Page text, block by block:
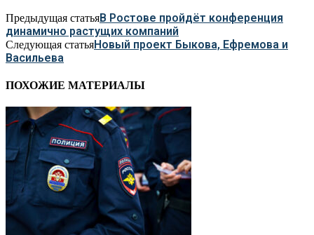
Предыдущая статьяВ Ростове пройдёт конференция
динамично растущих компаний
Следующая статьяНовый проект Быкова, Ефремова и
Васильева
ПОХОЖИЕ МАТЕРИАЛЫ